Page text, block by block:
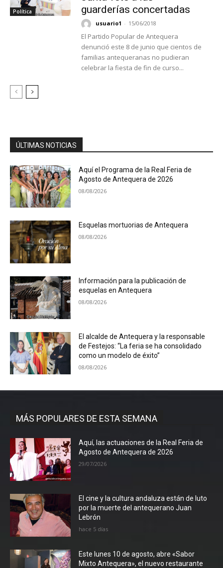
Política
guarderías concertadas
usuario1 - 15/06/2018
El Partido Popular de Antequera
denunció este 8 de junio que cientos de
familias antequeranas no pudieran
celebrar la fiesta de fin de curso...
ÚLTIMAS NOTICIAS
Aquí el Programa de la Real Feria de
Agosto de Antequera de 2026
08/08/2026
Esquelas mortuorias de Antequera
08/08/2026
Información para la publicación de
esquelas en Antequera
08/08/2026
El alcalde de Antequera y la responsable
de Festejos: “La feria se ha consolidado
como un modelo de éxito”
08/08/2026
MÁS POPULARES DE ESTA SEMANA
Aquí, las actuaciones de la Real Feria de
Agosto de Antequera de 2026
29/07/2026
El cine y la cultura andaluza están de luto
por la muerte del antequerano Juan
Lebrón
hace 5 días
Este lunes 10 de agosto, abre «Sabor
Mixto Antequera», el nuevo restaurante